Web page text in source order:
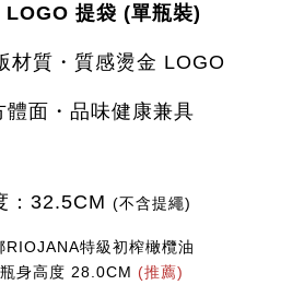
LOGO 提袋 (單瓶裝)
材質・質感燙金 LOGO
體面 ・品味健康兼具
：32.5CM (不含提繩)
特級初榨橄欖油
身高度 28.0CM (推薦)